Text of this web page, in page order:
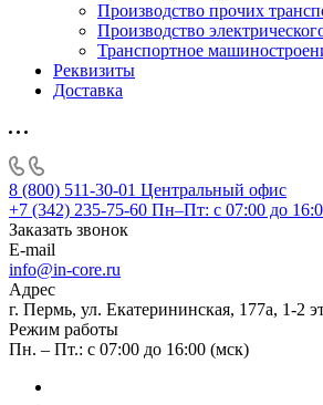
Производство прочих
Производство
Транспортное
Реквизиты
Доставка
8 (800) 511-30-01 Центральный офис
+7 (342) 235-75-60 Пн–Пт: с 07:00 до
Заказать звонок
E-mail
info@in-core.ru
Адрес
г. Пермь, ул. ​Екатерининская, 177а, ​1-2
Режим работы
Пн. – Пт.: с 07:00 до 16:00 (мск)